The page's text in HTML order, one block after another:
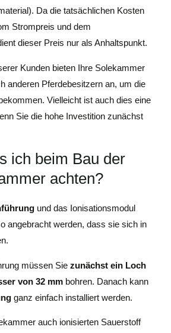
Da die tatsächlichen Kosten
Strompreis und dem
dieser Preis nur als Anhaltspunkt.
Kunden bieten Ihre Solekammer
anderen Pferdebesitzern an, um die
Vielleicht ist auch dies eine
Sie die hohe Investition zunächst
ich beim Bau der
achten?
und das Ionisationsmodul
angebracht werden, dass sie sich in
müssen Sie zunächst ein Loch
von 32 mm bohren. Danach kann
ganz einfach installiert werden.
auch ionisierten Sauerstoff